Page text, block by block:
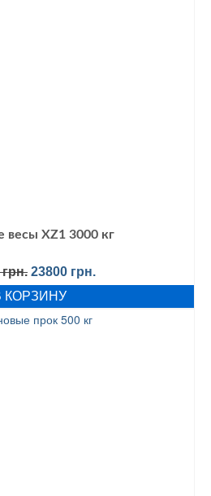
весы XZ1 3000 кг
грн. Первоначальная
цена
составляла
25800 грн..
23800 грн.
цена:
КОРЗИНУ